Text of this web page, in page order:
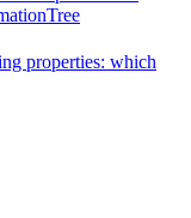
properties: which